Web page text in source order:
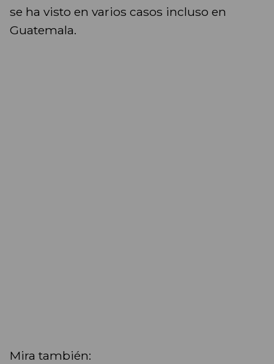
se ha visto en varios casos incluso en
Guatemala.
Mira también: